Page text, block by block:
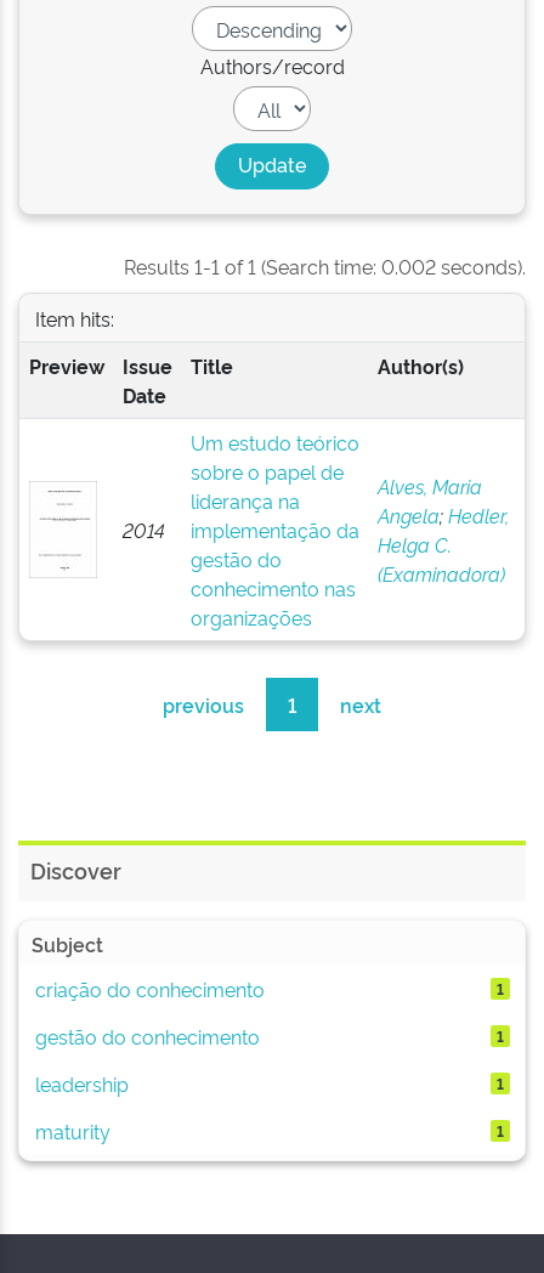
Authors/record
Results 1-1 of 1 (Search time: 0.002 seconds).
Item hits:
Preview
Issue
Date
Title Author(s)
2014
Um estudo teórico
sobre o papel de
liderança na
implementação da
gestão do
conhecimento nas
organizações
Alves, Maria
Angela;Hedler,
Helga C.
(Examinadora)
previous 1 next
Discover
Subject
criação do conhecimento
1
gestão do conhecimento 1
leadership 1
maturity 1